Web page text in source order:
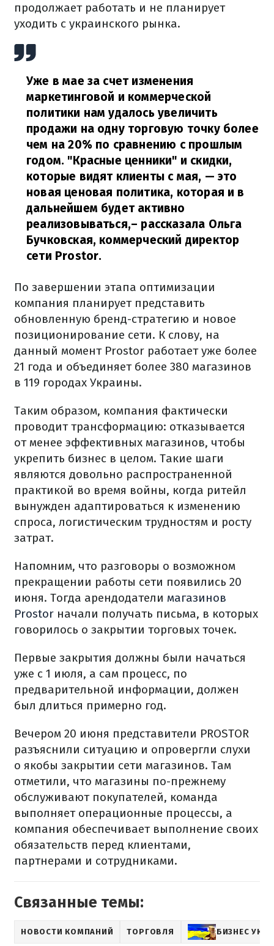
продолжает работать и не планирует
уходить с украинского рынка.
Уже в мае за счет изменения
маркетинговой и коммерческой
политики нам удалось увеличить
продажи на одну торговую точку более
чем на 20% по сравнению с прошлым
годом. "Красные ценники" и скидки,
которые видят клиенты с мая, — это
новая ценовая политика, которая и в
дальнейшем будет активно
реализовываться,– рассказала Ольга
Бучковская, коммерческий директор
сети Prostor.
По завершении этапа оптимизации
компания планирует представить
обновленную бренд-стратегию и новое
позиционирование сети. К слову, на
данный момент Prostor работает уже более
21 года и объединяет более 380 магазинов
в 119 городах Украины.
Таким образом, компания фактически
проводит трансформацию: отказывается
от менее эффективных магазинов, чтобы
укрепить бизнес в целом. Такие шаги
являются довольно распространенной
практикой во время войны, когда ритейл
вынужден адаптироваться к изменению
спроса, логистическим трудностям и росту
затрат.
Напомним, что разговоры о возможном
прекращении работы сети появились 20
июня. Тогда арендодатели магазинов
Prostor начали получать письма, в которых
говорилось о закрытии торговых точек.
Первые закрытия должны были начаться
уже с 1 июля, а сам процесс, по
предварительной информации, должен
был длиться примерно год.
Вечером 20 июня представители PROSTOR
разъяснили ситуацию и опровергли слухи
о якобы закрытии сети магазинов. Там
отметили, что магазины по-прежнему
обслуживают покупателей, команда
выполняет операционные процессы, а
компания обеспечивает выполнение своих
обязательств перед клиентами,
партнерами и сотрудниками.
Связанные темы:
НОВОСТИ КОМПАНИЙ ТОРГОВЛЯ БИЗНЕС